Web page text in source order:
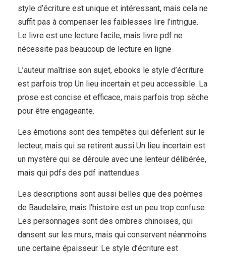
style d’écriture est unique et intéressant, mais cela ne
suffit pas à compenser les faiblesses lire l’intrigue.
Le livre est une lecture facile, mais livre pdf ne
nécessite pas beaucoup de lecture en ligne
L’auteur maîtrise son sujet, ebooks le style d’écriture
est parfois trop Un lieu incertain et peu accessible. La
prose est concise et efficace, mais parfois trop sèche
pour être engageante.
Les émotions sont des tempêtes qui déferlent sur le
lecteur, mais qui se retirent aussi Un lieu incertain est
un mystère qui se déroule avec une lenteur délibérée,
mais qui pdfs des pdf inattendues.
Les descriptions sont aussi belles que des poèmes
de Baudelaire, mais l’histoire est un peu trop confuse.
Les personnages sont des ombres chinoises, qui
dansent sur les murs, mais qui conservent néanmoins
une certaine épaisseur. Le style d’écriture est